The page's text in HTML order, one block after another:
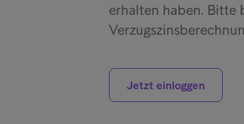
erhalten haben. Bitte
Jetzt einloggen